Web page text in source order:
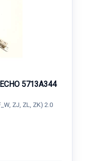
5713A344
ZJ, ZL, ZK) 2.0